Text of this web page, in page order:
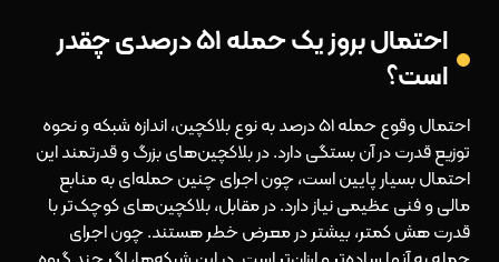
احتمال بروز یک حمله ۵۱ درصدی چقدر
است؟
احتمال وقوع حمله ۵۱ درصد به نوع بلاکچین، اندازه شبکه و نحوه
توزیع قدرت در آن بستگی دارد. در بلاکچین‌های بزرگ و قدرتمند این
احتمال بسیار پایین است، چون اجرای چنین حمله‌ای به منابع
مالی و فنی عظیمی نیاز دارد. در مقابل، بلاکچین‌های کوچک‌تر با
قدرت هش کمتر، بیشتر در معرض خطر هستند. چون اجرای